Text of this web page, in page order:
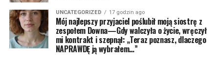
UNCATEGORIZED 17 godzin ago
Mój najlepszy przyjaciel poślubił moją siostrę z
zespołem Downa—Gdy walczyła o życie, wręczył
mi kontrakt i szepnął: „Teraz poznasz, dlaczego
NAPRAWDĘ ją wybrałem…”